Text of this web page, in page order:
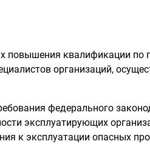
повышения квалификации
организаций,
федерального
эксплуатирующих
к эксплуатации опасных